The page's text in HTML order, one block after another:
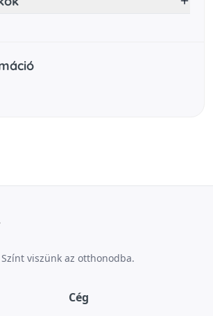
viszünk az otthonodba.
Cég